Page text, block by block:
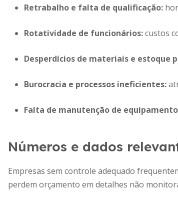
Retrabalho e falta de qualificação:
Rotatividade de funcionários:custos
Desperdícios de materiais e estoque
Burocracia e processos ineficientes:
Falta de manutenção de
Números e dados
Empresas sem controle adequado
perdem orçamento em detalhes não